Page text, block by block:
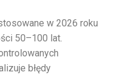
w 2026 roku
50–100 lat.
błędy